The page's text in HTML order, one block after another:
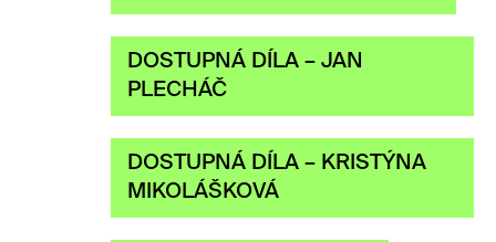
DOSTUPNÁ DÍLA – JAN
PLECHÁČ
DOSTUPNÁ DÍLA – KRISTÝNA
MIKOLÁŠKOVÁ